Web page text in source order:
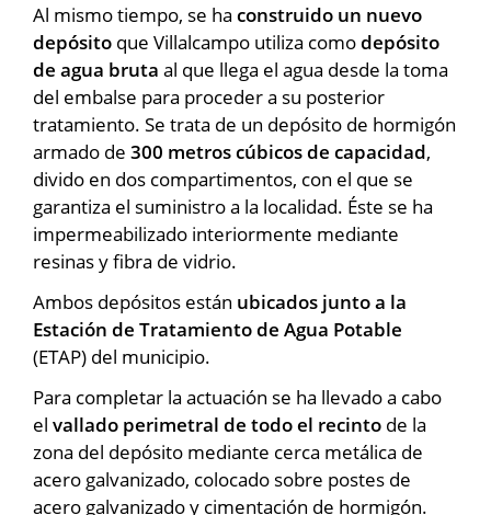
Al mismo tiempo, se ha construido un nuevo
depósito que Villalcampo utiliza comodepósito
de agua bruta al que llega el agua desde la toma
del embalse para proceder a su posterior
tratamiento. Se trata de un depósito de hormigón
armado de 300 metros cúbicos de capacidad,
divido en dos compartimentos, con el que se
garantiza el suministro a la localidad. Éste se ha
impermeabilizado interiormente mediante
resinas y fibra de vidrio.
Ambos depósitos están ubicados junto a la
Estación de Tratamiento de Agua Potable
(ETAP) del municipio.
Para completar la actuación se ha llevado a cabo
el vallado perimetral de todo el recinto de la
zona del depósito mediante cerca metálica de
acero galvanizado, colocado sobre postes de
acero galvanizado y cimentación de hormigón.